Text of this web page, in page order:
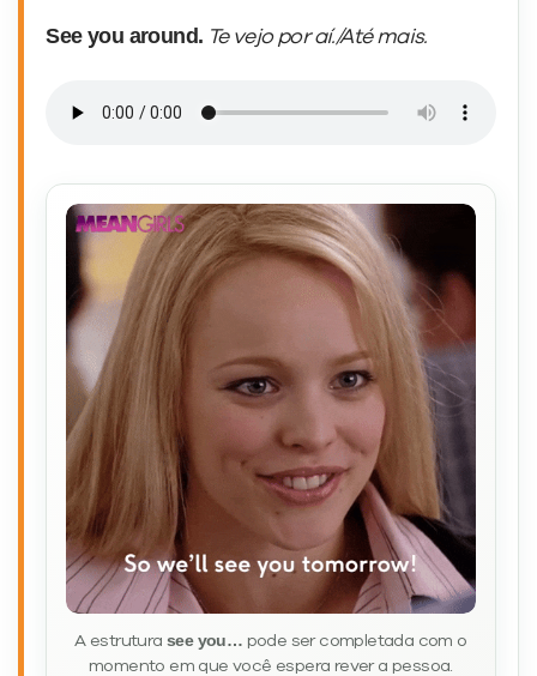
See you around. Te vejo por aí./Até mais.
A estruturasee you… pode ser completada com o
momento em que você espera rever a pessoa.